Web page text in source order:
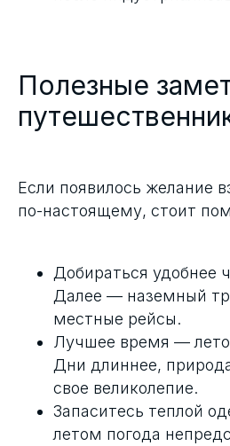
Полезные
Если появилось желание
по-настоящему, стоит
Добираться удобнее
Далее — наземный
местные рейсы.
Лучшее время — лето
Дни длиннее,
свое великолепие.
Запаситесь теплой
летом погода